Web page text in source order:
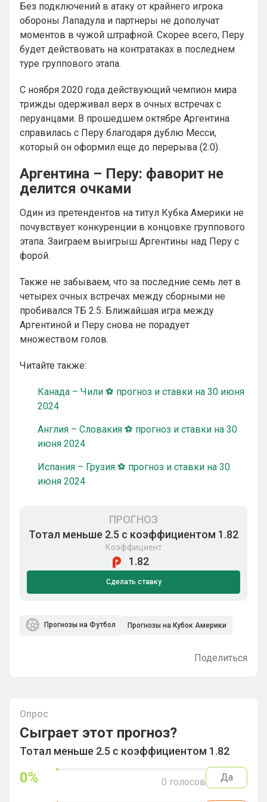
Без подключений в атаку от крайнего игрока
обороны Лападула и партнеры не дополучат
моментов в чужой штрафной. Скорее всего, Перу
будет действовать на контратаках в последнем
туре группового этапа.
С ноября 2020 года действующий чемпион мира
трижды одерживал верх в очных встречах с
перуанцами. В прошедшем октябре Аргентина
справилась с Перу благодаря дублю Месси,
который он оформил еще до перерыва (2:0).
Аргентина – Перу: фаворит не
делится очками
Один из претендентов на титул Кубка Америки не
почувствует конкуренции в концовке группового
этапа. Заиграем выигрыш Аргентины над Перу с
форой.
Также не забываем, что за последние семь лет в
четырех очных встречах между сборными не
пробивался ТБ 2.5. Ближайшая игра между
Аргентиной и Перу снова не порадует
множеством голов.
Читайте также:
Канада – Чили ⚽ прогноз и ставки на 30 июня
2024
Англия – Словакия ⚽ прогноз и ставки на 30
июня 2024
Испания – Грузия ⚽ прогноз и ставки на 30
июня 2024
ПРОГНОЗ
Тотал меньше 2.5 с коэффициентом 1.82
Коэффициент
1.82
Сделать ставку
Прогнозы на Футбол Прогнозы на Кубок Америки
Поделиться
Опрос
Сыграет этот прогноз?
Тотал меньше 2.5 с коэффициентом 1.82
0% 0 голосов Да